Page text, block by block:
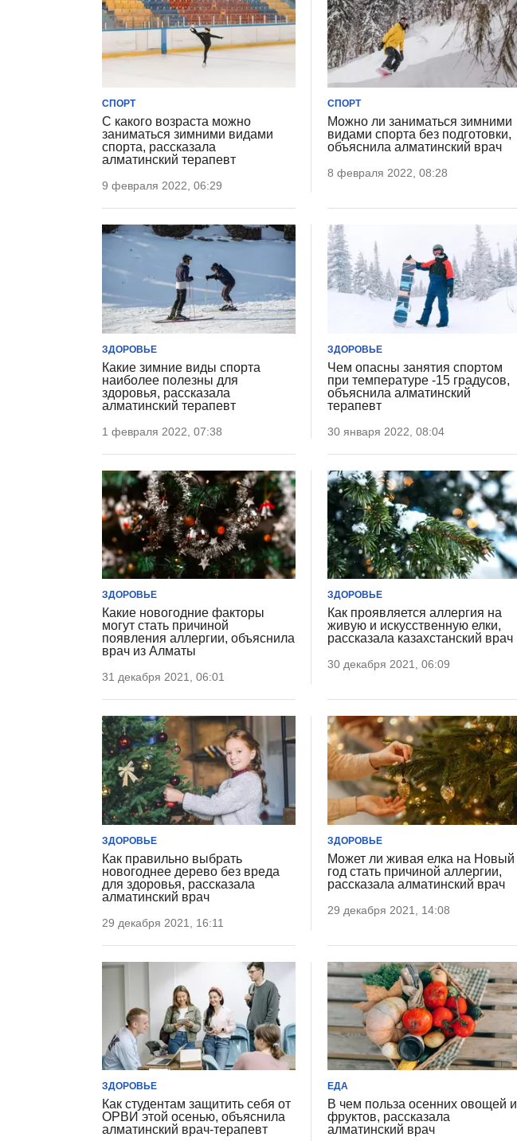
СПОРТ
С какого возраста можно
заниматься зимними видами
спорта, рассказала
алматинский терапевт
9 февраля 2022, 06:29
СПОРТ
Можно ли заниматься зимними
видами спорта без подготовки,
объяснила алматинский врач
8 февраля 2022, 08:28
ЗДОРОВЬЕ
Какие зимние виды спорта
наиболее полезны для
здоровья, рассказала
алматинский терапевт
1 февраля 2022, 07:38
ЗДОРОВЬЕ
Чем опасны занятия спортом
при температуре -15 градусов,
объяснила алматинский
терапевт
30 января 2022, 08:04
ЗДОРОВЬЕ
Какие новогодние факторы
могут стать причиной
появления аллергии, объяснила
врач из Алматы
31 декабря 2021, 06:01
ЗДОРОВЬЕ
Как проявляется аллергия на
живую и искусственную елки,
рассказала казахстанский врач
30 декабря 2021, 06:09
ЗДОРОВЬЕ
Как правильно выбрать
новогоднее дерево без вреда
для здоровья, рассказала
алматинский врач
29 декабря 2021, 16:11
ЗДОРОВЬЕ
Может ли живая елка на Новый
год стать причиной аллергии,
рассказала алматинский врач
29 декабря 2021, 14:08
ЗДОРОВЬЕ
Как студентам защитить себя от
ОРВИ этой осенью, объяснила
алматинский врач-терапевт
ЕДА
В чем польза осенних овощей и
фруктов, рассказала
алматинский врач